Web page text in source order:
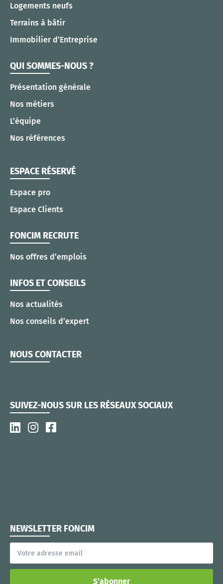
Logements neufs
Terrains à bâtir
Immobilier d’Entreprise
QUI SOMMES-NOUS ?
Présentation générale
Nos métiers
L’équipe
Nos références
ESPACE RÉSERVÉ
Espace pro
Espace Clients
FONCIM RECRUTE
Nos offres d’emplois
INFOS ET CONSEILS
Nos actualités
Nos conseils d’expert
NOUS CONTACTER
SUIVEZ-NOUS SUR LES RÉSEAUX SOCIAUX
NEWSLETTER FONCIM
S’abonner